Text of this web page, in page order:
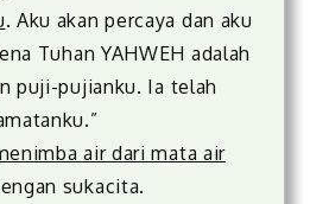
. Aku akan percaya dan aku
Tuhan YAHWEH adalah
puji-pujianku. Ia telah
air dari mata air
sukacita.